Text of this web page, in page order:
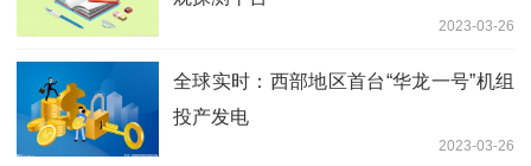
2023-03-26
全球实时：西部地区首台“华龙一号”机组
投产发电
2023-03-26